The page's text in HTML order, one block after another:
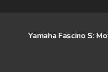
Yamaha Fascino S: